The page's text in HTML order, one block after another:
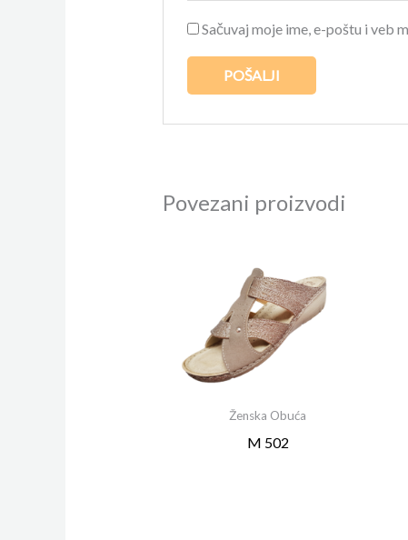
Sačuvaj moje ime, e-poštu i veb
Povezani proizvodi
Ženska Obuća
M 502